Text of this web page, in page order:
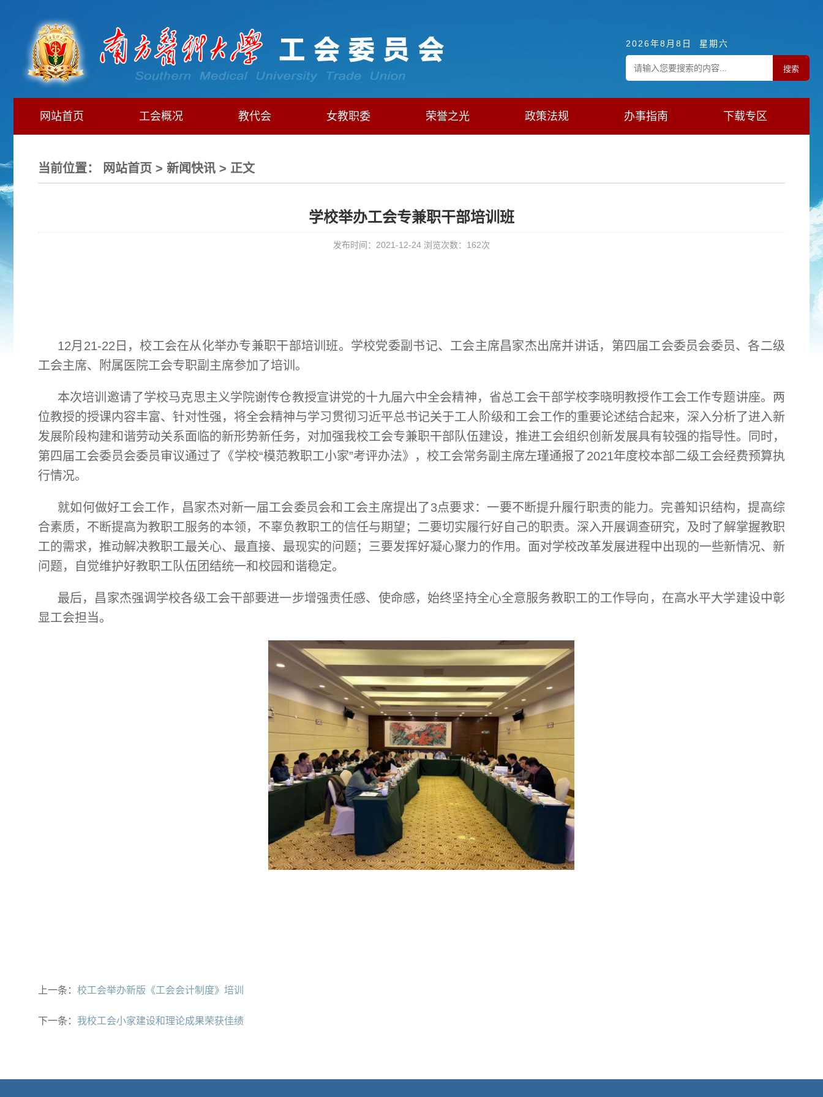
2026年8月8日 星期六
网站首页 工会概况 教代会 女教职委 荣誉之光 政策法规 办事指南 下载专区
当前位置： 网站首页 > 新闻快讯 > 正文
学校举办工会专兼职干部培训班
发布时间：2021-12-24 浏览次数： 162次
12月21-22日，校工会在从化举办专兼职干部培训班。学校党委副书记、工会主席昌家杰出席并讲话，第四届工会委员会委员、各二级
工会主席、附属医院工会专职副主席参加了培训。
本次培训邀请了学校马克思主义学院谢传仓教授宣讲党的十九届六中全会精神，省总工会干部学校李晓明教授作工会工作专题讲座。两
位教授的授课内容丰富、针对性强，将全会精神与学习贯彻习近平总书记关于工人阶级和工会工作的重要论述结合起来，深入分析了进入新
发展阶段构建和谐劳动关系面临的新形势新任务，对加强我校工会专兼职干部队伍建设，推进工会组织创新发展具有较强的指导性。同时，
第四届工会委员会委员审议通过了《学校“模范教职工小家”考评办法》，校工会常务副主席左瑾通报了2021年度校本部二级工会经费预算执
行情况。
就如何做好工会工作，昌家杰对新一届工会委员会和工会主席提出了3点要求：一要不断提升履行职责的能力。完善知识结构，提高综
合素质，不断提高为教职工服务的本领，不辜负教职工的信任与期望；二要切实履行好自己的职责。深入开展调查研究，及时了解掌握教职
工的需求，推动解决教职工最关心、最直接、最现实的问题；三要发挥好凝心聚力的作用。面对学校改革发展进程中出现的一些新情况、新
问题，自觉维护好教职工队伍团结统一和校园和谐稳定。
最后，昌家杰强调学校各级工会干部要进一步增强责任感、使命感，始终坚持全心全意服务教职工的工作导向，在高水平大学建设中彰
显工会担当。
上一条： 校工会举办新版《工会会计制度》培训
下一条： 我校工会小家建设和理论成果荣获佳绩